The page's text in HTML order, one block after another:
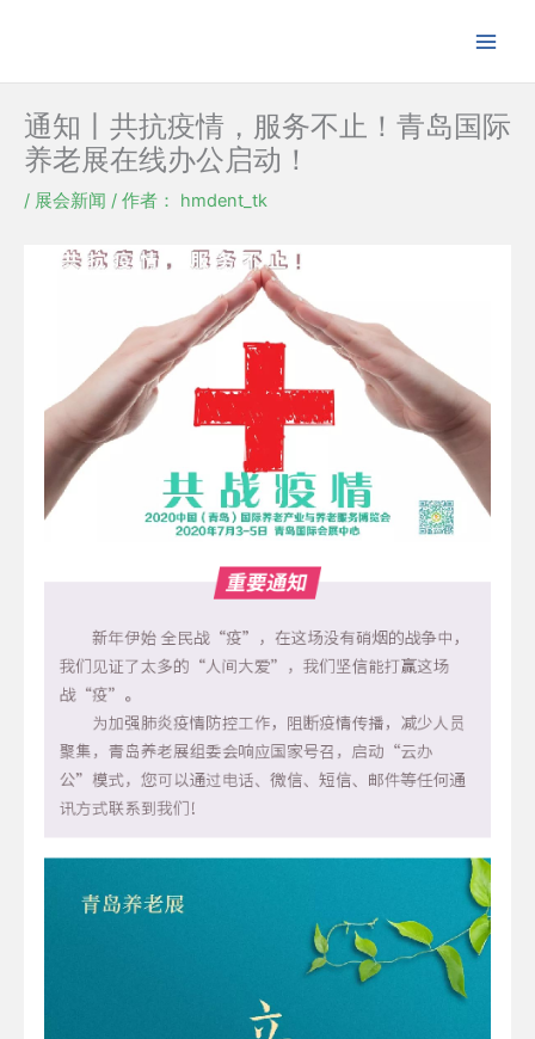
内
​通知丨共抗疫情，服务不止！青岛国际
养老展在线办公启动！
/ 展会新闻 / 作者： hmdent_tk